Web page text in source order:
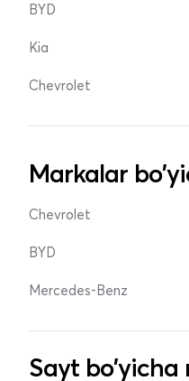
BYD
Kia
Chevrolet
Markalar
Chevrolet
BYD
Mercedes-Benz
Sayt bo'yicha